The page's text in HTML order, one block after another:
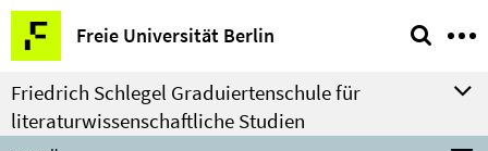
Springe
direkt
zu
Inhalt
Freie Universität Berlin
Service-
Navigation
Friedrich Schlegel Graduiertenschule für
literaturwissenschaftliche Studien